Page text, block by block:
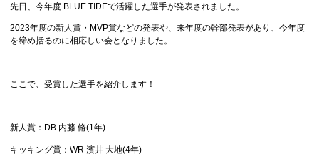
先日、今年度 BLUE TIDEで活躍した選手が発表されました。
2023年度の新人賞・MVP賞などの発表や、来年度の幹部発表があり、今年度
を締め括るのに相応しい会となりました。
ここで、受賞した選手を紹介します！
新人賞：DB 内藤 脩(1年)
キッキング賞：WR 濱井 大地(4年)